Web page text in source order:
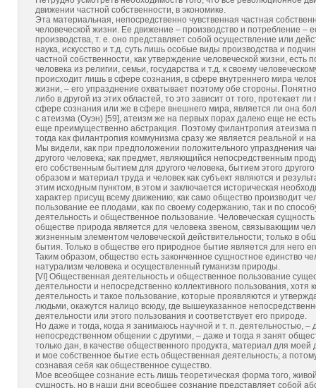
движении частной собственности, в экономике.
Эта материальная, непосредственно чувственная частная
человеческой жизни. Ее движение – производство и потребление –
производства, т. е. оно представляет собой осуществление или
наука, искусство и т.д. суть лишь особые виды производства и
частной собственности, как утверждение человеческой жизни,
человека из религии, семьи, государства и т.д. к своему
происходит лишь в сфере сознания, в сфере внутреннего мира
жизни, – его упразднение охватывает поэтому обе стороны.
либо в другой из этих областей, то это зависит от того,
сфере сознания или же в сфере внешнего мира, является ли она
с атеизма (Оуэн) [59], атеизм же на первых порах далеко еще не
еще преимущественно абстракция. Поэтому филантропия атеизма
тогда как филантропия коммунизма сразу же является реальной и
Мы видели, как при предположении положительного упразднения
другого человека; как предмет, являющийся непосредственным
его собственным бытием для другого человека, бытием этого
образом и материал труда и человек как субъект являются и
этим исходным пунктом, в этом и заключается историческая
характер присущ всему движению; как само общество производит
пользование ее плодами, как по своему содержанию, так и по
деятельность и общественное пользование. Человеческая
обществе природа является для человека звеном, связывающим
жизненным элементом человеческой действительности; только в
бытия. Только в обществе его природное бытие является для него
Таким образом, общество есть законченное сущностное единство
натурализм человека и осуществленный гуманизм природы.
[VI] Общественная деятельность и общественное пользование
деятельности и непосредственно коллективного пользования, хотя
деятельность и такое пользование, которые проявляются и
людьми, окажутся налицо всюду, где вышеуказанное
деятельности или этого пользования и соответствует его природе.
Но даже и тогда, когда я занимаюсь научной и т. п. деятельностью,
непосредственном общении с другими, – даже и тогда я занят
только дан, в качестве общественного продукта, материал для
и мое собственное бытие есть общественная деятельность; а
сознавая себя как общественное существо.
Мое всеобщее сознание есть лишь теоретическая форма того,
сущность, но в наши дни всеобщее сознание представляет собой